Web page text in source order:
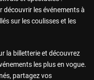
les événements à
sur les coulisses et les
la billetterie et découvrez
les plus en vogue.
partagez vos